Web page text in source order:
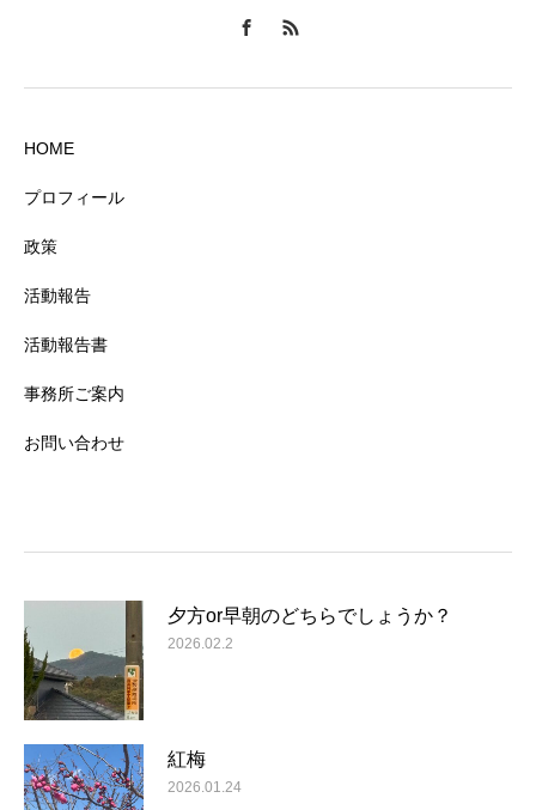
HOME
プロフィール
政策
活動報告
活動報告書
事務所ご案内
お問い合わせ
夕方or早朝のどちらでしょうか？
2026.02.2
紅梅
2026.01.24